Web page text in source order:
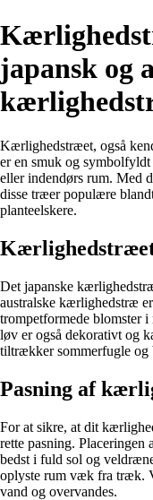
japansk og
Kærlighedstræet, også
er en smuk og
eller indendørs rum. Med
disse træer populære
planteelskere.
Det japanske
australske kærlighedstræ
trompetformede blomster
løv er også dekorativt og
tiltrækker sommerfugle og
Pasning af
For at sikre, at dit
rette pasning. Placeringen
bedst i fuld sol og
oplyste rum væk fra træk.
vand og overvandes.